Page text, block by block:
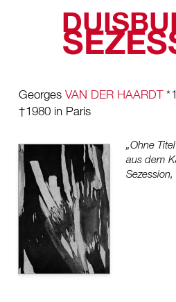
Georges VAN DER HAARDT *
†1980 in Paris
„Ohne
aus dem
Sezession,